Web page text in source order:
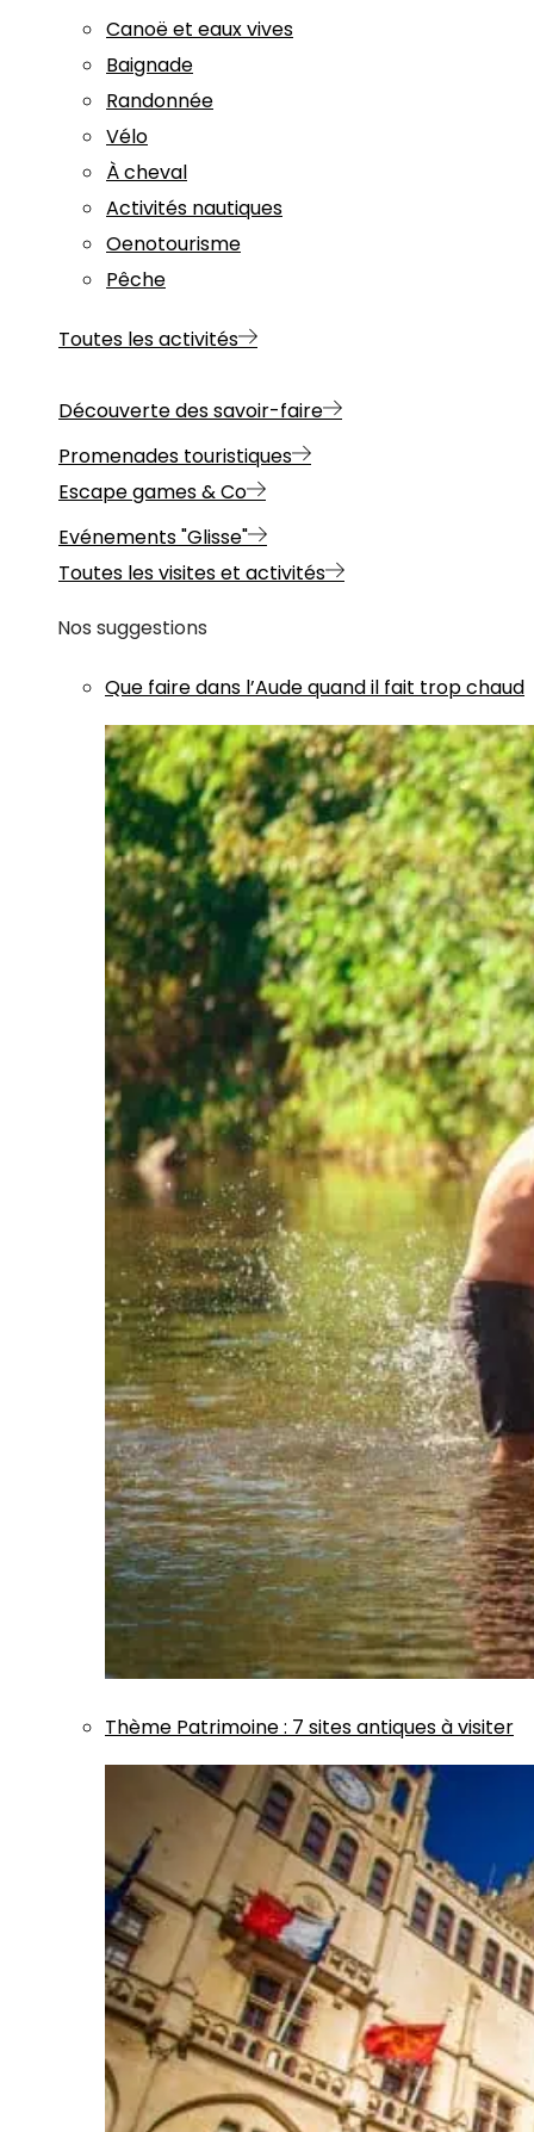
Canoë et eaux vives
Baignade
Randonnée
Vélo
À cheval
Activités nautiques
Oenotourisme
Pêche
Toutes les activités
Découverte des savoir-faire
Promenades touristiques
Escape games & Co
Evénements "Glisse"
Toutes les visites et activités
Nos suggestions
Que faire dans l’Aude quand il fait trop chaud
Thème Patrimoine: 7 sites antiques à visiter